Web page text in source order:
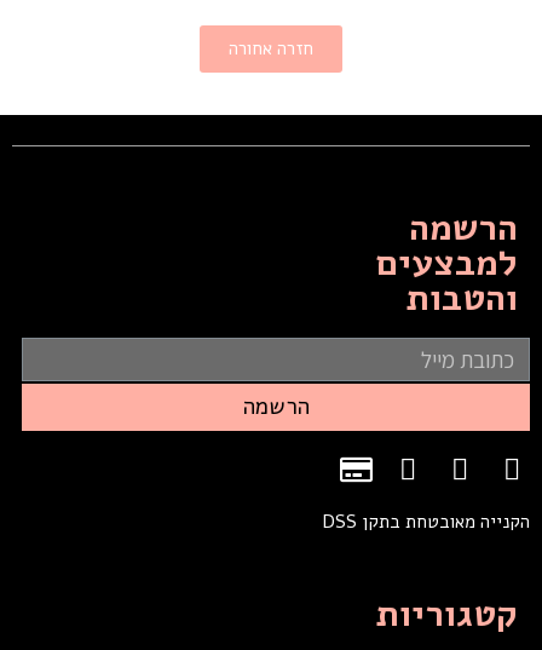
חזרה אחורה
הרשמה
למבצעים
והטבות
הרשמה
הקנייה מאובטחת בתקן DSS
קטגוריות